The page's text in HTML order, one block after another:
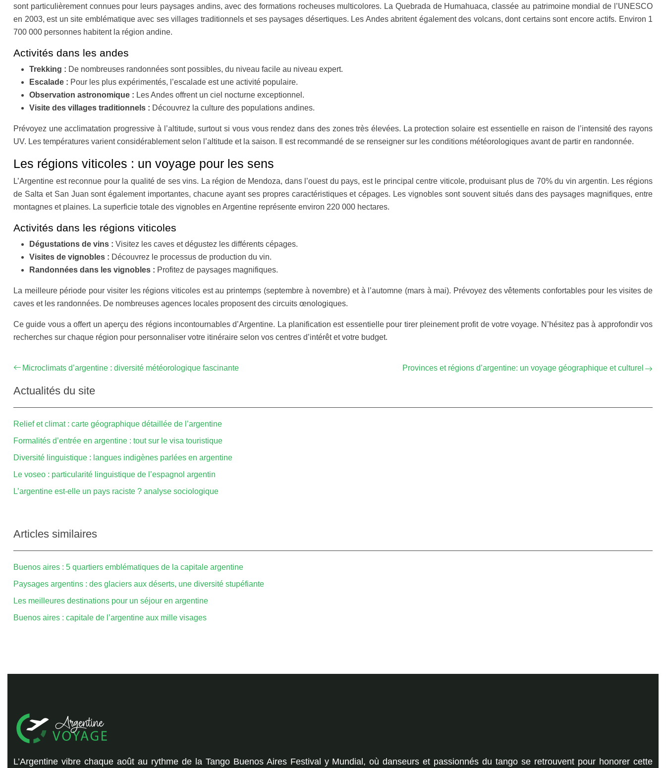
sont particulièrement connues pour leurs paysages andins, avec des formations rocheuses multicolores. La Quebrada de Humahuaca, classée au patrimoine mondial de l’UNESCO
en 2003, est un site emblématique avec ses villages traditionnels et ses paysages désertiques. Les Andes abritent également des volcans, dont certains sont encore actifs. Environ 1
700 000 personnes habitent la région andine.
Activités dans les andes
Trekking : De nombreuses randonnées sont possibles, du niveau facile au niveau expert.
Escalade : Pour les plus expérimentés, l’escalade est une activité populaire.
Observation astronomique : Les Andes offrent un ciel nocturne exceptionnel.
Visite des villages traditionnels : Découvrez la culture des populations andines.
Prévoyez une acclimatation progressive à l’altitude, surtout si vous vous rendez dans des zones très élevées. La protection solaire est essentielle en raison de l’intensité des rayons
UV. Les températures varient considérablement selon l’altitude et la saison. Il est recommandé de se renseigner sur les conditions météorologiques avant de partir en randonnée.
Les régions viticoles : un voyage pour les sens
L’Argentine est reconnue pour la qualité de ses vins. La région de Mendoza, dans l’ouest du pays, est le principal centre viticole, produisant plus de 70% du vin argentin. Les régions
de Salta et San Juan sont également importantes, chacune ayant ses propres caractéristiques et cépages. Les vignobles sont souvent situés dans des paysages magnifiques, entre
montagnes et plaines. La superficie totale des vignobles en Argentine représente environ 220 000 hectares.
Activités dans les régions viticoles
Dégustations de vins : Visitez les caves et dégustez les différents cépages.
Visites de vignobles : Découvrez le processus de production du vin.
Randonnées dans les vignobles : Profitez de paysages magnifiques.
La meilleure période pour visiter les régions viticoles est au printemps (septembre à novembre) et à l’automne (mars à mai). Prévoyez des vêtements confortables pour les visites de
caves et les randonnées. De nombreuses agences locales proposent des circuits œnologiques.
Ce guide vous a offert un aperçu des régions incontournables d’Argentine. La planification est essentielle pour tirer pleinement profit de votre voyage. N’hésitez pas à approfondir vos
recherches sur chaque région pour personnaliser votre itinéraire selon vos centres d’intérêt et votre budget.
Microclimats d’argentine : diversité météorologique fascinante Provinces et régions d’argentine: un voyage géographique et culturel
Actualités du site
Relief et climat : carte géographique détaillée de l’argentine
Formalités d’entrée en argentine : tout sur le visa touristique
Diversité linguistique : langues indigènes parlées en argentine
Le voseo : particularité linguistique de l’espagnol argentin
L’argentine est-elle un pays raciste ? analyse sociologique
Articles similaires
Buenos aires : 5 quartiers emblématiques de la capitale argentine
Paysages argentins : des glaciers aux déserts, une diversité stupéfiante
Les meilleures destinations pour un séjour en argentine
Buenos aires : capitale de l’argentine aux mille visages
L’Argentine vibre chaque août au rythme de la Tango Buenos Aires Festival y Mundial, où danseurs et passionnés du tango se retrouvent pour honorer cette